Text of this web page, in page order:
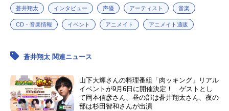
蒼井翔太 インタビュー 声優 アーティスト 音楽
CD・音楽情報 イベント アニメイト アニメイト通販
蒼井翔太 関連ニュース
山下大輝さんの料理番組「肉ッキング」リアル
イベントが9月6日に開催決定！ ゲストとし
て岡本信彦さん、昼の部は蒼井翔太さん、夜の
部は杉田智和さんが出演